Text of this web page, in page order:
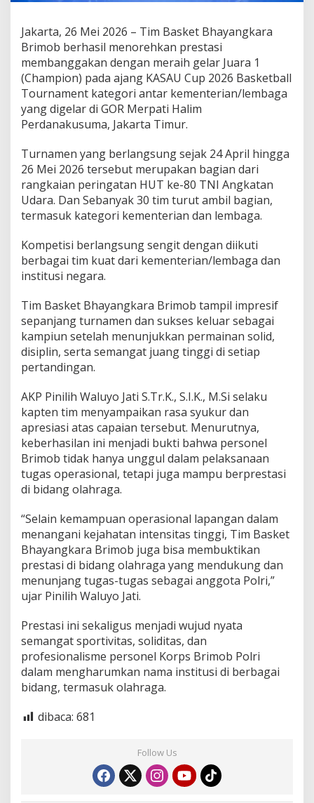
A
I
H
J
U
A
R
A
K
A
S
A
U
C
U
2
0
2
B
A
S
K
E
L
L
T
O
R
N
A
E
N
T
Jakarta, 26 Mei 2026 – Tim Basket Bhayangkara
Brimob berhasil menorehkan prestasi
membanggakan dengan meraih gelar Juara 1
(Champion) pada ajang KASAU Cup 2026 Basketball
Tournament kategori antar kementerian/lembaga
yang digelar di GOR Merpati Halim
Perdanakusuma, Jakarta Timur.
Turnamen yang berlangsung sejak 24 April hingga
26 Mei 2026 tersebut merupakan bagian dari
rangkaian peringatan HUT ke-80 TNI Angkatan
Udara. Dan Sebanyak 30 tim turut ambil bagian,
termasuk kategori kementerian dan lembaga.
Kompetisi berlangsung sengit dengan diikuti
berbagai tim kuat dari kementerian/lembaga dan
institusi negara.
Tim Basket Bhayangkara Brimob tampil impresif
sepanjang turnamen dan sukses keluar sebagai
kampiun setelah menunjukkan permainan solid,
disiplin, serta semangat juang tinggi di setiap
pertandingan.
AKP Pinilih Waluyo Jati S.Tr.K., S.I.K., M.Si selaku
kapten tim menyampaikan rasa syukur dan
apresiasi atas capaian tersebut. Menurutnya,
keberhasilan ini menjadi bukti bahwa personel
Brimob tidak hanya unggul dalam pelaksanaan
tugas operasional, tetapi juga mampu berprestasi
di bidang olahraga.
“Selain kemampuan operasional lapangan dalam
menangani kejahatan intensitas tinggi, Tim Basket
Bhayangkara Brimob juga bisa membuktikan
prestasi di bidang olahraga yang mendukung dan
menunjang tugas-tugas sebagai anggota Polri,”
ujar Pinilih Waluyo Jati.
Prestasi ini sekaligus menjadi wujud nyata
semangat sportivitas, soliditas, dan
profesionalisme personel Korps Brimob Polri
dalam mengharumkan nama institusi di berbagai
bidang, termasuk olahraga.
dibaca: 681
Follow Us